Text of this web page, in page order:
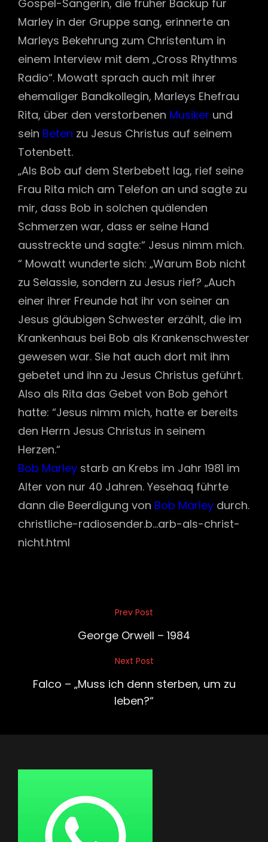
Gospel-Sängerin, die früher Backup für
Marley in der Gruppe sang, erinnerte an
Marleys Bekehrung zum Christentum in
einem Interview mit dem „Cross Rhythms
Radio“. Mowatt sprach auch mit ihrer
ehemaliger Bandkollegin, Marleys Ehefrau
Rita, über den verstorbenen Musiker und
sein Beten zu Jesus Christus auf seinem
Totenbett.
„Als Bob auf dem Sterbebett lag, rief seine
Frau Rita mich am Telefon an und sagte zu
mir, dass Bob in solchen quälenden
Schmerzen war, dass er seine Hand
ausstreckte und sagte:“ Jesus nimm mich.
“ Mowatt wunderte sich: „Warum Bob nicht
zu Selassie, sondern zu Jesus rief? „Auch
einer ihrer Freunde hat ihr von seiner an
Jesus gläubigen Schwester erzählt, die im
Krankenhaus bei Bob als Krankenschwester
gewesen war. Sie hat auch dort mit ihm
gebetet und ihn zu Jesus Christus geführt.
Also als Rita das Gebet von Bob gehört
hatte: “Jesus nimm mich, hatte er bereits
den Herrn Jesus Christus in seinem
Herzen.“
Bob Marley starb an Krebs im Jahr 1981 im
Alter von nur 40 Jahren. Yesehaq führte
dann die Beerdigung von Bob Marley durch.
christliche-radiosender.b…arb-als-christ-
nicht.html
Beitragsnavigation
Prev Post
George Orwell – 1984
Post
Next Post
Falco – „Muss ich denn sterben, um zu
leben?“